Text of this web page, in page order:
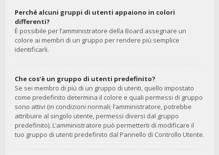
Perché alcuni gruppi di utenti appaiono in colori
differenti?
È possibile per l’amministratore della Board assegnare un
colore ai membri di un gruppo per rendere più semplice
identificarli.
Che cos’è un gruppo di utenti predefinito?
Se sei membro di più di un gruppo di utenti, quello impostato
come predefinito determina il colore e quali permessi di gruppo
sono attivi (in condizioni normali; l’amministratore, potrebbe
attribuire al singolo utente, permessi diversi dal gruppo
predefinito). L’amministratore può permetterti di modificare il
tuo gruppo di utenti predefinito dal Pannello di Controllo Utente.